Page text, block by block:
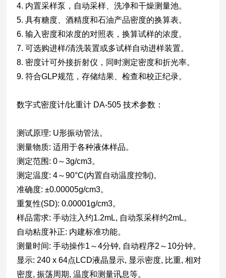
4. 内置采样泵，自动采样、洗净和干燥测量池。
5. 具有糖度、酒精度和石油产品密度的换算表。
6. 输入密度和浓度的对照表，换算试样的浓度。
7. 可选购进样/清洗装置或多试样自动进样装置。
8. 密度计可外接折射仪，同时测定密度和折光率。
9. 符合GLP规范，存储结果、检查和校正纪录。
数字式密度计/比重计 DA-505 技术参数：
测试原理: U形振动管法。
测量物质: 适用于各种液体样品。
测定范围: 0～3g/cm3。
测定温度: 4～90°C(内置自动温度控制)。
准确度: ±0.00005g/cm3。
重复性(SD): 0.00001g/cm3。
样品需求: 手动注入约1.2mL, 自动泵采样约2mL。
自动粘度补正: 内建标准功能。
测量时间: 手动操作1～4分钟, 自动程序2～10分钟。
显示: 240 x 64点LCD液晶显示, 显示密度, 比重, 相对
密度, 振荡周期, 温度和测量讯息等。